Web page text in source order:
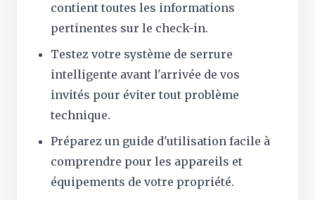
contient toutes les informations
pertinentes sur le check-in.
Testez votre système de serrure
intelligente avant l'arrivée de vos
invités pour éviter tout problème
technique.
Préparez un guide d'utilisation facile à
comprendre pour les appareils et
équipements de votre propriété.